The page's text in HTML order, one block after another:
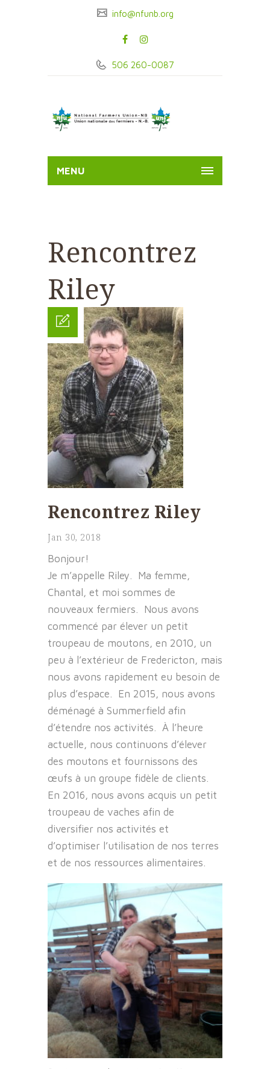
info@nfunb.org
506 260-0087
MENU
Rencontrez
Riley
Rencontrez Riley
Jan 30, 2018
Bonjour!
Je m’appelle Riley. Ma femme,
Chantal, et moi sommes de
nouveaux fermiers. Nous avons
commencé par élever un petit
troupeau de moutons, en 2010, un
peu à l’extérieur de Fredericton, mais
nous avons rapidement eu besoin de
plus d’espace. En 2015, nous avons
déménagé à Summerfield afin
d’étendre nos activités. À l’heure
actuelle, nous continuons d’élever
des moutons et fournissons des
œufs à un groupe fidèle de clients.
En 2016, nous avons acquis un petit
troupeau de vaches afin de
diversifier nos activités et
d’optimiser l’utilisation de nos terres
et de nos ressources alimentaires.